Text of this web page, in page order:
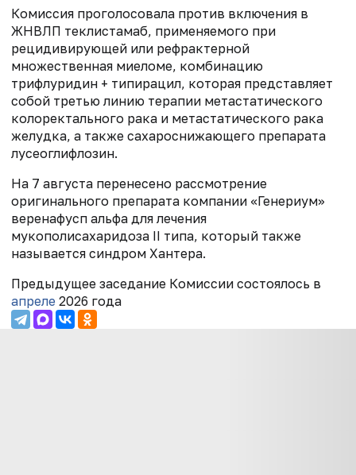
Комиссия проголосовала против включения в
ЖНВЛП теклистамаб, применяемого при
рецидивирующей или рефрактерной
множественная миеломе, комбинацию
трифлуридин + типирацил, которая представляет
собой третью линию терапии метастатического
колоректального рака и метастатического рака
желудка, а также сахароснижающего препарата
лусеоглифлозин.
На 7 августа перенесено рассмотрение
оригинального препарата компании «Генериум»
веренафусп альфа для лечения
мукополисахаридоза II типа, который также
называется синдром Хантера.
Предыдущее заседание Комиссии состоялось в
апреле 2026 года